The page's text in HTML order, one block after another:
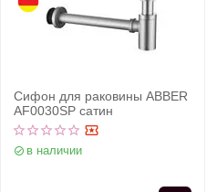
Сифон для раковины ABBER
AF0030SP сатин
в наличии